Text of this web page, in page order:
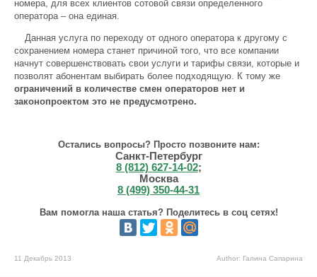
номера, для всех клиентов сотовой связи определенного
оператора – она единая.
Данная услуга по переходу от одного оператора к другому с
сохранением номера станет причиной того, что все компании
начнут совершенствовать свои услуги и тарифы связи, которые и
позволят абонентам выбирать более подходящую. К тому же
ограничений в количестве смен операторов нет и
законопроектом это не предусмотрено.
Остались вопросы? Просто позвоните нам:
Санкт-Петербург
8 (812) 627-14-02;
Москва
8 (499) 350-44-31
Вам помогла наша статья? Поделитесь в соц сетях!
11 Декабрь 2013 Author: Галина Сапарина